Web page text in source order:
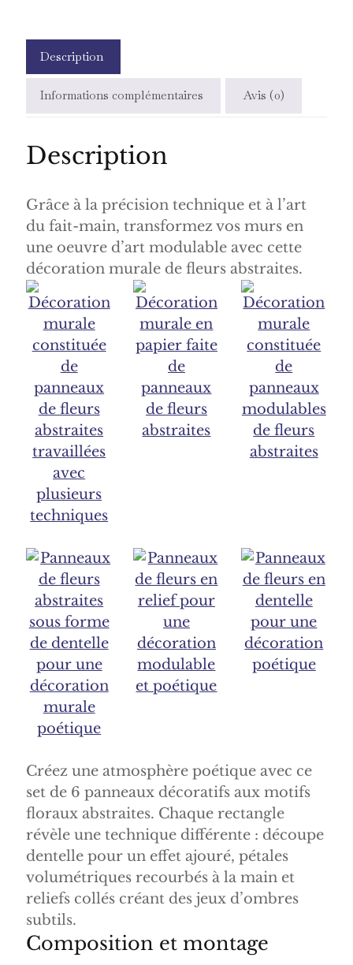
Description
Informations complémentaires Avis (0)
Description
Grâce à la précision technique et à l’art
du fait-main, transformez vos murs en
une oeuvre d’art modulable avec cette
décoration murale de fleurs abstraites.
Créez une atmosphère poétique avec ce
set de 6 panneaux décoratifs aux motifs
floraux abstraites. Chaque rectangle
révèle une technique différente : découpe
dentelle pour un effet ajouré, pétales
volumétriques recourbés à la main et
reliefs collés créant des jeux d’ombres
subtils.
Composition et montage